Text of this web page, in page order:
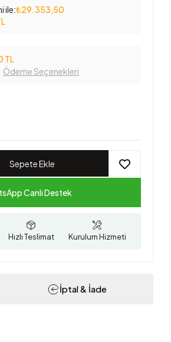
ile:₺29.353,50
TL
Ödeme Seçenekleri
Sepete Ekle
Canlı Destek
Hızlı Teslimat Kurulum Hizmeti
İptal & İade